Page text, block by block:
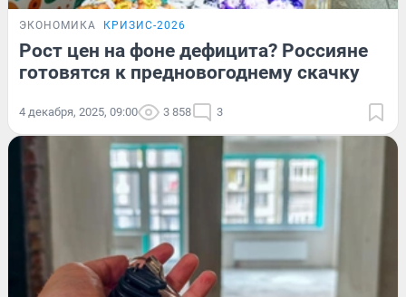
ЭКОНОМИКА КРИЗИС-2026
Рост цен на фоне дефицита? Россияне
готовятся к предновогоднему скачку
4 декабря, 2025, 09:00 3 858 3